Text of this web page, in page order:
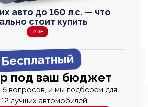
авто до 160 л.с. — что
стоит купить
.PDF
Бесплатный
под ваш бюджет
5 вопросов, и мы подберём для
лучших автомобилей!